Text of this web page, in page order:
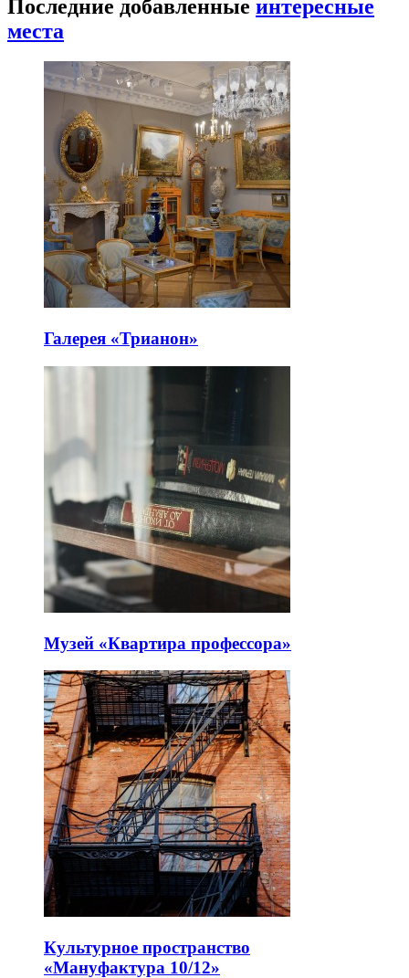
Последние добавленные интересные
места
Галерея «Трианон»
Музей «Квартира профессора»
Культурное пространство
«Мануфактура 10/12»